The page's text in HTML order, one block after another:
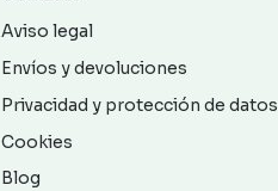
Aviso legal
Envíos y devoluciones
Privacidad y protección de datos
Cookies
Blog